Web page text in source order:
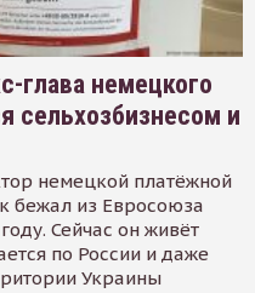
глава немецкого
сельхозбизнесом и
немецкой платёжной
бежал из Евросоюза
Сейчас он живёт
по России и даже
Украины